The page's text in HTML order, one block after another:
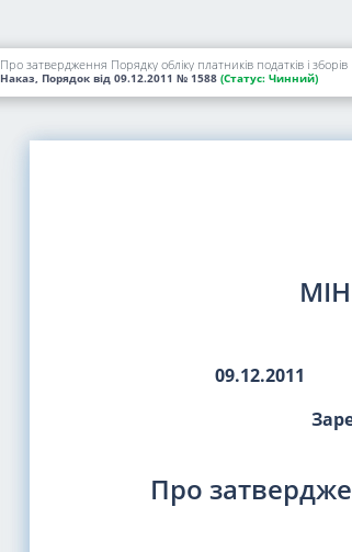
Про затвердження Порядку обліку платників податків і зборів
Наказ, Порядок від 09.12.2011 № 1588 (Статус: Чинний)
09.12.2011
Про